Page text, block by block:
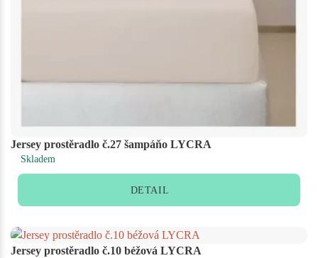
Jersey prostěradlo č.27 šampáňo LYCRA
Skladem
DETAIL
Jersey prostěradlo č.10 béžová LYCRA